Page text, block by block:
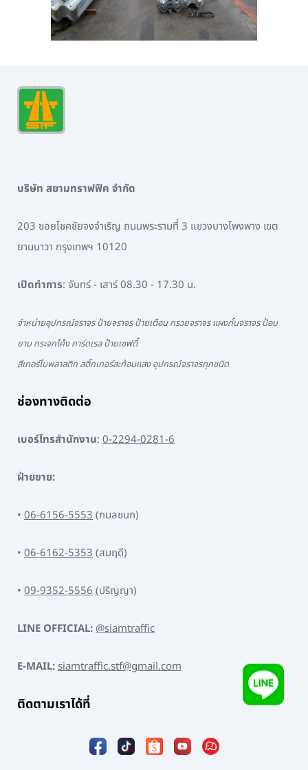
บริษัท สยามทราฟฟิค จำกัด
203 ซอยโชคชัยจงจำเริญ ถนนพระรามที่ 3 แขวงบางโพงพาง เขต
ยานนาวา กรุงเทพฯ 10120
เปิดทำการ: จันทร์ - เสาร์ 08.30 - 17.30 น.
จำหน่ายอุปกรณ์จราจร ป้ายจราจร ป้ายเตือน กรวยจราจร แผงกั้นจราจร ป้อม
ยาม กระจกโค้ง การ์ดเรล ป้ายเซฟตี้
สีเทอร์โมพลาสติก สติ๊กเกอร์สะท้อนแสง อุปกรณ์จราจรทุกชนิด
ช่องทางติดต่อ
เบอร์โทรสำนักงาน: 0-2294-0281-6
ฝ่ายขาย:
• 06-6156-5553(กมลชนก)
• 06-6162-5353(สมฤดี)
• 09-9352-5556(ปริญญา)
LINE OFFICIAL:@siamtraffic
E-MAIL:siamtraffic.stf@gmail.com
ติดตามเราได้ที่